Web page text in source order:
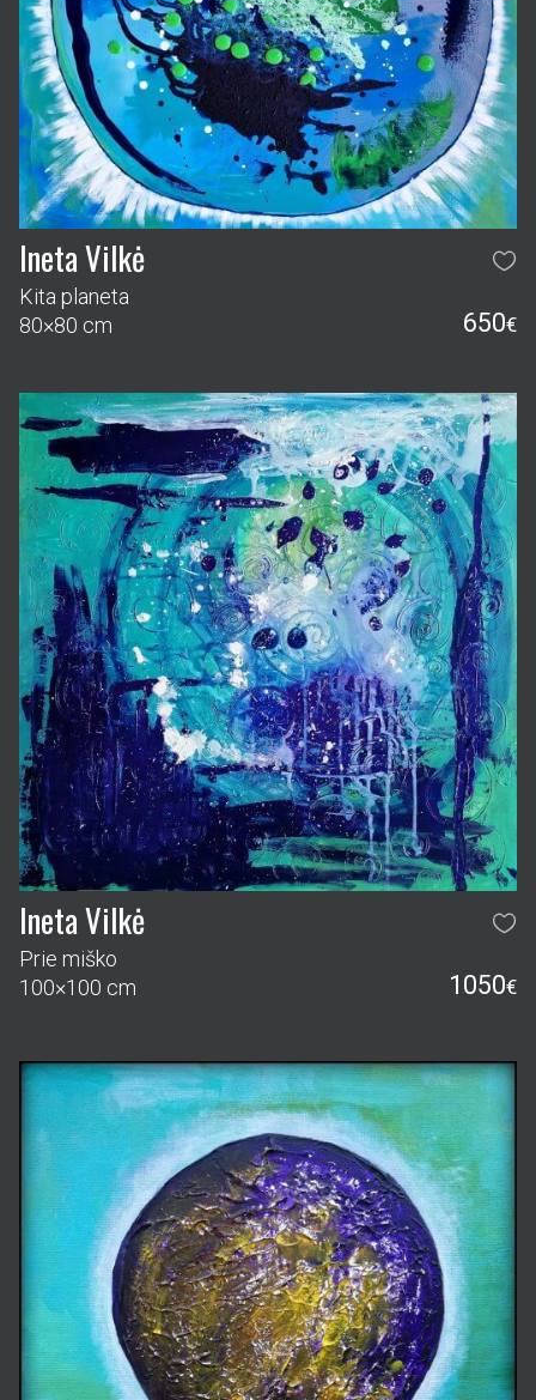
Ineta Vilkė
Kita planeta
80×80 cm
650€
Ineta Vilkė
Prie miško
100×100 cm
1050€